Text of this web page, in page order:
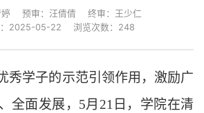
预审：汪倩倩
终审：王少仁
：2025-05-22
浏览次数： 248
秀学子的示范引领作用，激励广
全面发展，5月21日，学院在清